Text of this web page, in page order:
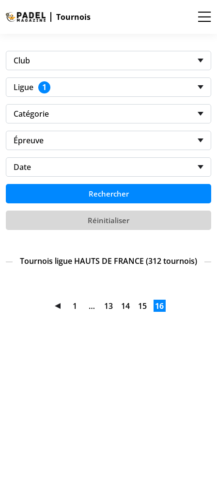
Tournois
Club
Ligue 1
Catégorie
Épreuve
Date
Rechercher
Réinitialiser
Tournois ligue HAUTS DE FRANCE (312 tournois)
1 … 13 14 15 16